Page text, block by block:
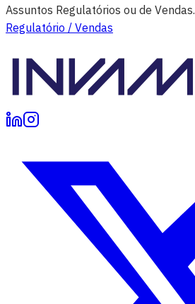
Assuntos Regulatórios ou de Vendas.
Regulatório / Vendas